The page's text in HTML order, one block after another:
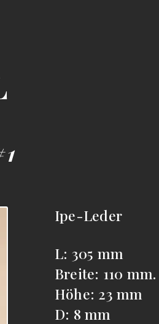
Ipe-Leder
L: 305 mm
Breite: 110 mm.
Höhe: 23 mm
D: 8 mm